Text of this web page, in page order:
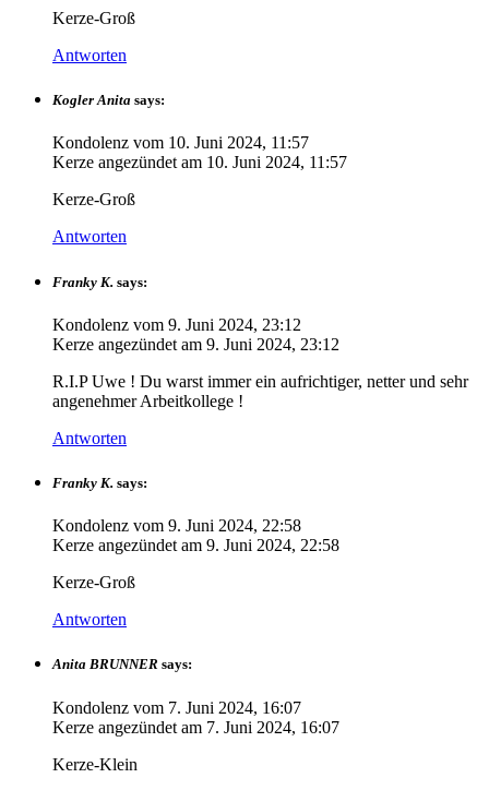
Kerze-Groß
Antworten
Kogler Anita says:
Kondolenz vom 10. Juni 2024, 11:57
Kerze angezündet am 10. Juni 2024, 11:57
Kerze-Groß
Antworten
Franky K. says:
Kondolenz vom 9. Juni 2024, 23:12
Kerze angezündet am 9. Juni 2024, 23:12
R.I.P Uwe ! Du warst immer ein aufrichtiger, netter und sehr
angenehmer Arbeitkollege !
Antworten
Franky K. says:
Kondolenz vom 9. Juni 2024, 22:58
Kerze angezündet am 9. Juni 2024, 22:58
Kerze-Groß
Antworten
Anita BRUNNER says:
Kondolenz vom 7. Juni 2024, 16:07
Kerze angezündet am 7. Juni 2024, 16:07
Kerze-Klein